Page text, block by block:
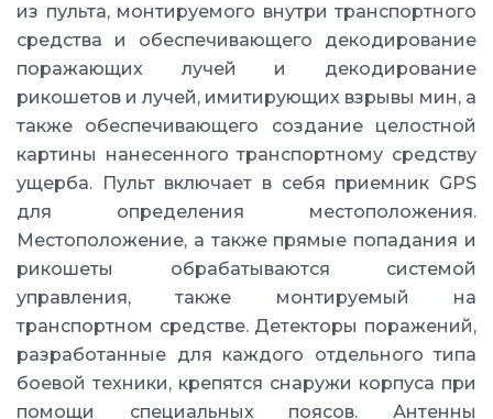
из пульта, монтируемого внутри транспортного
средства и обеспечивающего декодирование
поражающих лучей и декодирование
рикошетов и лучей, имитирующих взрывы мин, а
также обеспечивающего создание целостной
картины нанесенного транспортному средству
ущерба. Пульт включает в себя приемник GPS
для определения местоположения.
Местоположение, а также прямые попадания и
рикошеты обрабатываются системой
управления, также монтируемый на
транспортном средстве. Детекторы поражений,
разработанные для каждого отдельного типа
боевой техники, крепятся снаружи корпуса при
помощи специальных поясов. Антенны